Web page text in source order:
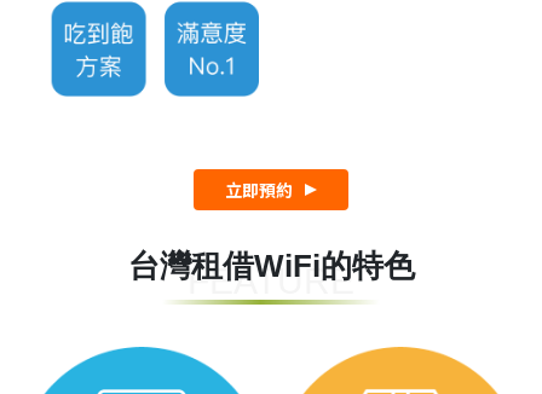
立即預約
FEATURE
台灣租借WiFi的特色